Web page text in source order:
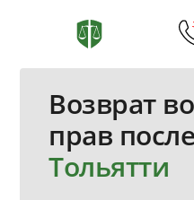
Возврат
прав
Тольятти